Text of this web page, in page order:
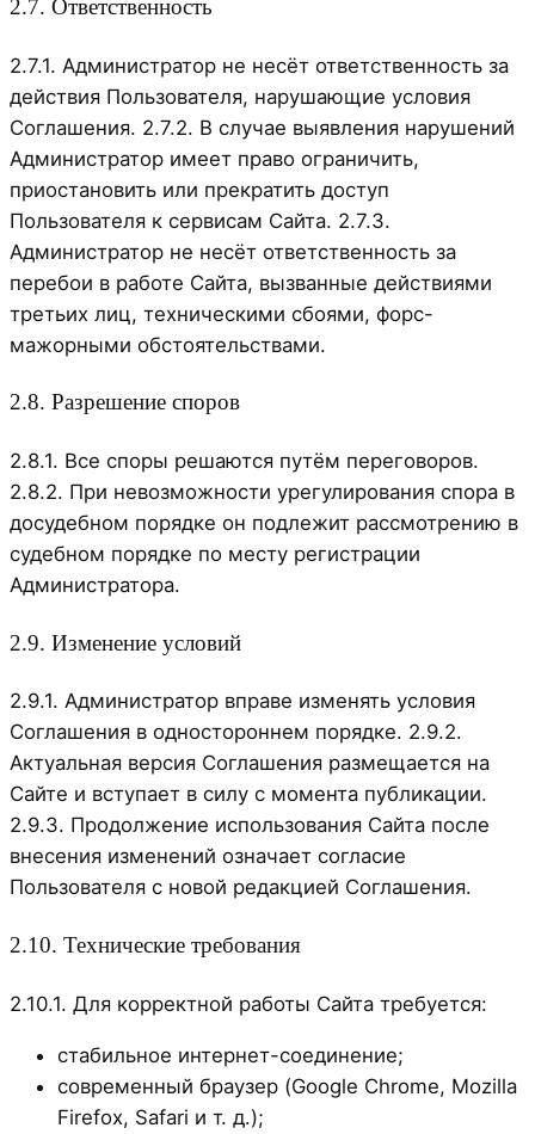
2.7. Ответственность
2.7.1. Администратор не несёт ответственность за
действия Пользователя, нарушающие условия
Соглашения. 2.7.2. В случае выявления нарушений
Администратор имеет право ограничить,
приостановить или прекратить доступ
Пользователя к сервисам Сайта. 2.7.3.
Администратор не несёт ответственность за
перебои в работе Сайта, вызванные действиями
третьих лиц, техническими сбоями, форс-
мажорными обстоятельствами.
2.8. Разрешение споров
2.8.1. Все споры решаются путём переговоров.
2.8.2. При невозможности урегулирования спора в
досудебном порядке он подлежит рассмотрению в
судебном порядке по месту регистрации
Администратора.
2.9. Изменение условий
2.9.1. Администратор вправе изменять условия
Соглашения в одностороннем порядке. 2.9.2.
Актуальная версия Соглашения размещается на
Сайте и вступает в силу с момента публикации.
2.9.3. Продолжение использования Сайта после
внесения изменений означает согласие
Пользователя с новой редакцией Соглашения.
2.10. Технические требования
2.10.1. Для корректной работы Сайта требуется:
стабильное интернет-соединение;
современный браузер (Google Chrome, Mozilla
Firefox, Safari и т. д.);